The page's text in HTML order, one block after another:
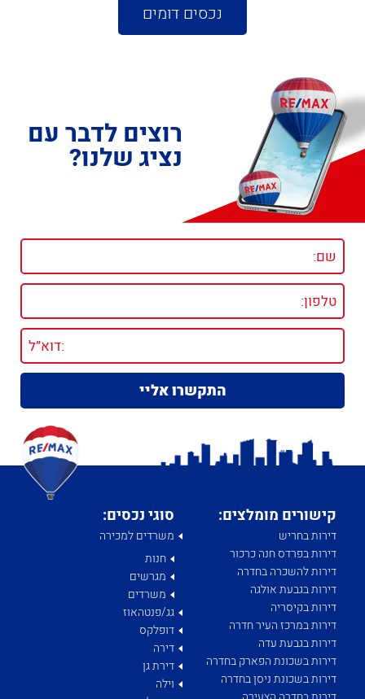
נכסים דומים
רוצים לדבר עם
נציג שלנו?
קישורים מומלצים:
דירות בחריש
דירות בפרדס חנה כרכור
דירות להשכרה בחדרה
דירות בגבעת אולגה
דירות בקיסריה
דירות במרכז העיר חדרה
דירות בגבעת עדה
דירות בשכונת הפארק בחדרה
דירות בשכונת ניסן בחדרה
סוגי נכסים:
משרדים למכירה
חנות
מגרשים
משרדים
גג/פנטהאוז
דופלקס
דירה
דירת גן
וילה